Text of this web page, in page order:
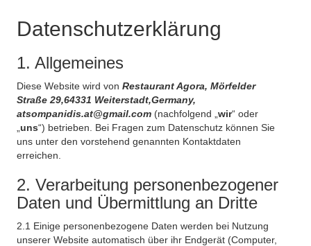
Datenschutzerklärung
1. Allgemeines
Diese Website wird von Restaurant Agora, Mörfelder
Straße 29,64331 Weiterstadt,Germany,
atsompanidis.at@gmail.com (nachfolgend „ wir“ oder
uns“) betrieben. Bei Fragen zum Datenschutz können Sie
uns unter den vorstehend genannten Kontaktdaten
erreichen.
2. Verarbeitung personenbezogener
Daten und Übermittlung an Dritte
2.1 Einige personenbezogene Daten werden bei Nutzung
unserer Website automatisch über ihr Endgerät (Computer,